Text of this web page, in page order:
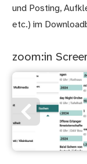
und Posting,
etc.) im
zoom:in